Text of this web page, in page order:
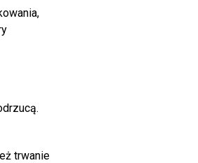
trwanie